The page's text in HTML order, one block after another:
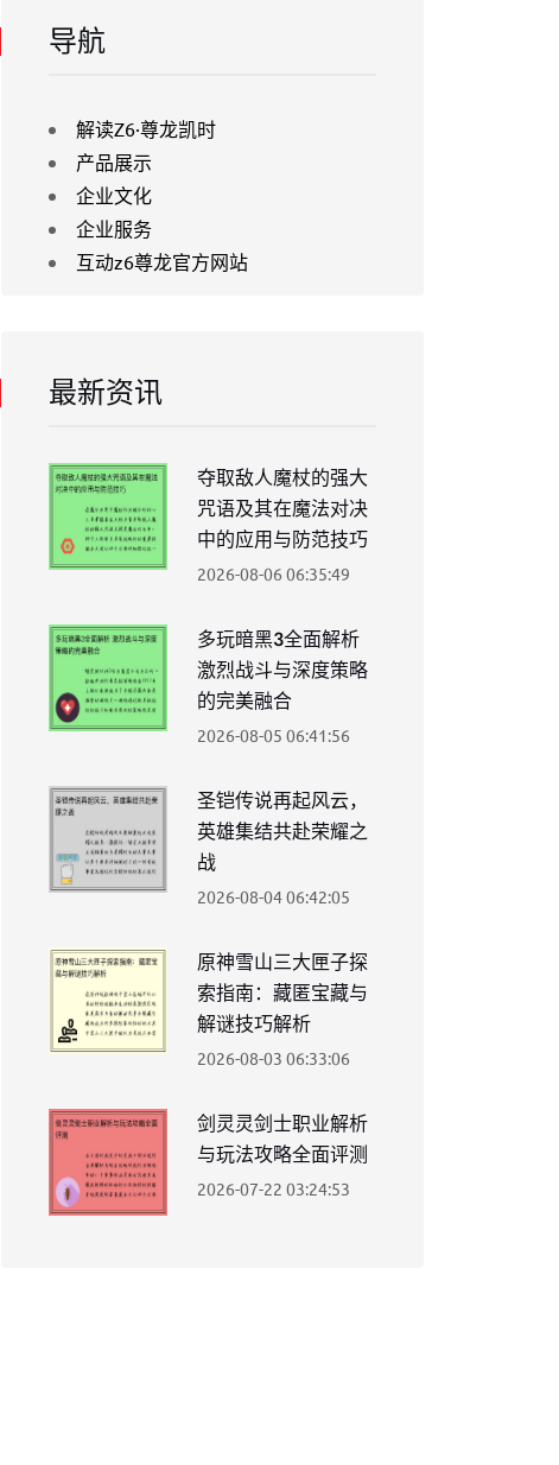
导航
解读Z6·尊龙凯时
产品展示
企业文化
企业服务
互动z6尊龙官方网站
最新资讯
夺取敌人魔杖的强大
咒语及其在魔法对决
中的应用与防范技巧
2026-08-06 06:35:49
多玩暗黑3全面解析
激烈战斗与深度策略
的完美融合
2026-08-05 06:41:56
圣铠传说再起风云，
英雄集结共赴荣耀之
战
2026-08-04 06:42:05
原神雪山三大匣子探
索指南：藏匿宝藏与
解谜技巧解析
2026-08-03 06:33:06
剑灵灵剑士职业解析
与玩法攻略全面评测
2026-07-22 03:24:53